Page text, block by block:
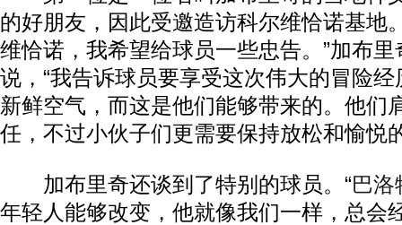
的好朋友，因此受邀造访科尔维恰诺基地
维恰诺，我希望给球员一些忠告。”加布
说，“我告诉球员要享受这次伟大的冒险经
新鲜空气，而这是他们能够带来的。他们
任，不过小伙子们更需要保持放松和愉悦
加布里奇还谈到了特别的球员。“巴洛
年轻人能够改变，他就像我们一样，总会